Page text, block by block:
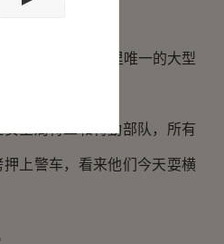
--三崎滩，这里唯一的大型
全局特工和特勤部队，所有
上警车，看来他们今天耍横